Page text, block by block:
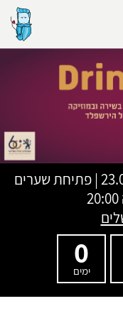
שלי
23.06.2026 | פתיחת שערים
0
ימים